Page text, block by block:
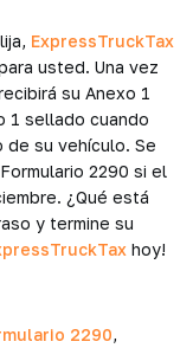
ExpressTruckTax
usted. Una vez
su Anexo 1
1 sellado cuando
su vehículo. Se
2290 si el
¿Qué está
y termine su
hoy!
2290,